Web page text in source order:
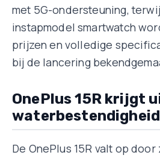
met 5G-ondersteuning,
instapmodel smartwatch
prijzen en volledige
bij de lancering
OnePlus 15R krijgt
waterbestendigheid
De OnePlus 15R valt op door